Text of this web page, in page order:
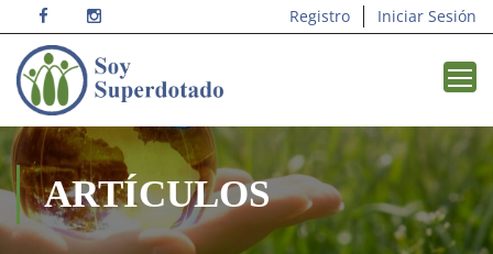
Registro Iniciar Sesión
ARTÍCULOS